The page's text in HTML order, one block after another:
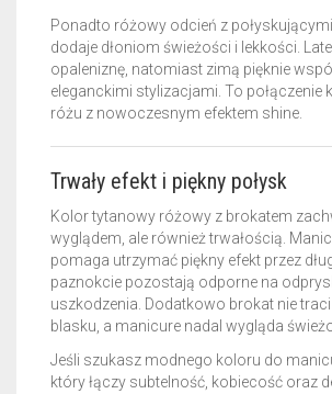
Ponadto różowy odcień z
dodaje dłoniom świeżości i lekkości.
opaleniznę, natomiast zimą pięknie
eleganckimi stylizacjami. To połączenie
różu z nowoczesnym efektem shine.
Trwały efekt i piękny połysk
Kolor tytanowy różowy z brokatem
wyglądem, ale również trwałością.
pomaga utrzymać piękny efekt przez
paznokcie pozostają odporne na
uszkodzenia. Dodatkowo brokat nie
blasku, a manicure nadal wygląda
Jeśli szukasz modnego koloru do
który łączy subtelność, kobiecość oraz